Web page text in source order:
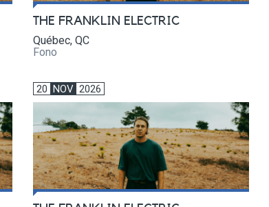
THE FRANKLIN ELECTRIC
Québec, QC
Fono
20 NOV 2026